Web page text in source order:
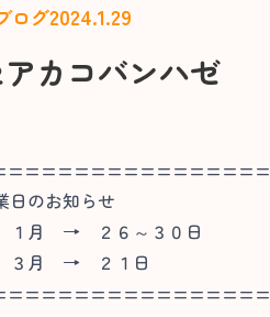
ログ2024.1.29
カコバンハゼ
日のお知らせ
１月 → ２６～３０日
３月 → ２１日